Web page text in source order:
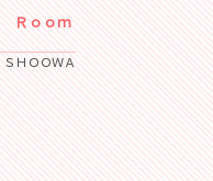
Ｒｏｏｍ
ＳＨＯＯＷＡ